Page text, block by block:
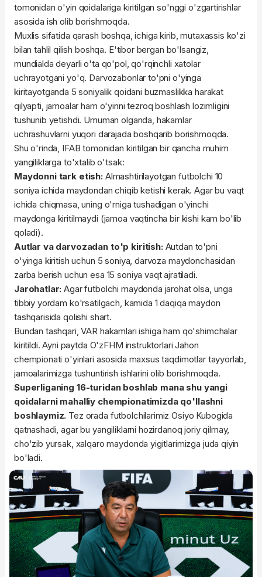
tomonidan o'yin qoidalariga kiritilgan so'nggi o'zgartirishlar
asosida ish olib borishmoqda.
Muxlis sifatida qarash boshqa, ichiga kirib, mutaxassis ko'zi
bilan tahlil qilish boshqa. E'tibor bergan bo'lsangiz,
mundialda deyarli o'ta qo'pol, qo'rqinchli xatolar
uchrayotgani yo'q. Darvozabonlar to'pni o'yinga
kiritayotganda 5 soniyalik qoidani buzmaslikka harakat
qilyapti, jamoalar ham o'yinni tezroq boshlash lozimligini
tushunib yetishdi. Umuman olganda, hakamlar
uchrashuvlarni yuqori darajada boshqarib borishmoqda.
Shu o'rinda, IFAB tomonidan kiritilgan bir qancha muhim
yangiliklarga to'xtalib o'tsak:
Maydonni tark etish: Almashtirilayotgan futbolchi 10
soniya ichida maydondan chiqib ketishi kerak. Agar bu vaqt
ichida chiqmasa, uning o'rniga tushadigan o'yinchi
maydonga kiritilmaydi (jamoa vaqtincha bir kishi kam bo'lib
qoladi).
Autlar va darvozadan to'p kiritish:Autdan to'pni
o'yinga kiritish uchun 5 soniya, darvoza maydonchasidan
zarba berish uchun esa 15 soniya vaqt ajratiladi.
Jarohatlar: Agar futbolchi maydonda jarohat olsa, unga
tibbiy yordam ko'rsatilgach, kamida 1 daqiqa maydon
tashqarisida qolishi shart.
Bundan tashqari, VAR hakamlari ishiga ham qo'shimchalar
kiritildi. Ayni paytda O'zFHM instruktorlari Jahon
chempionati o'yinlari asosida maxsus taqdimotlar tayyorlab,
jamoalarimizga tushuntirish ishlarini olib borishmoqda.
Superliganing 16-turidan boshlab mana shu yangi
qoidalarni mahalliy chempionatimizda qo'llashni
boshlaymiz. Tez orada futbolchilarimiz Osiyo Kubogida
qatnashadi, agar bu yangiliklarni hozirdanoq joriy qilmay,
cho'zib yursak, xalqaro maydonda yigitlarimizga juda qiyin
bo'ladi.